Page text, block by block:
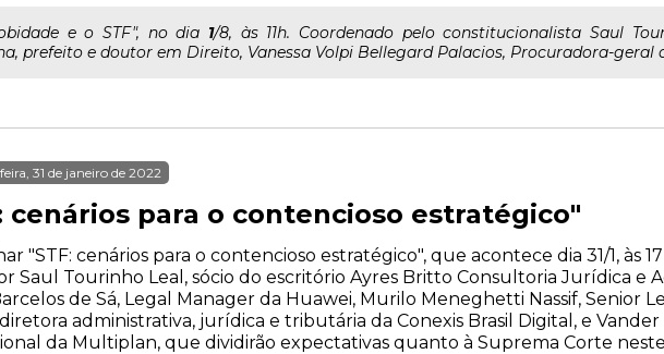
e o STF", no dia 1/8, às 11h. Coordenado pelo constitucionalista Saul
prefeito e doutor em Direito, Vanessa Volpi Bellegard Palacios, Procuradora-geral
31 de janeiro de 2022
cenários para o contencioso estratégico"
"STF: cenários para o contencioso estratégico", que acontece dia 31/1, às
Saul Tourinho Leal, sócio do escritório Ayres Britto Consultoria Jurídica e
de Sá, Legal Manager da Huawei, Murilo Meneghetti Nassif, Senior
administrativa, jurídica e tributária da Conexis Brasil Digital, e
da Multiplan, que dividirão expectativas quanto à Suprema Corte